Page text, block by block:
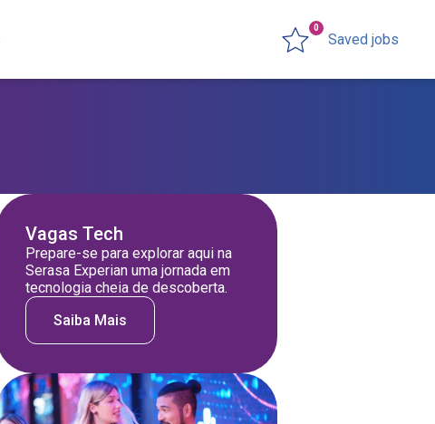
Saved jobs
0
Vagas Tech
Prepare-se para explorar aqui na
Serasa Experian uma jornada em
tecnologia cheia de descoberta.
Saiba Mais